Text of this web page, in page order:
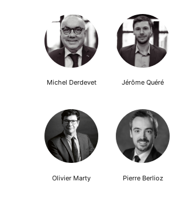
Michel Derdevet Jérôme Quéré
Olivier Marty Pierre Berlioz